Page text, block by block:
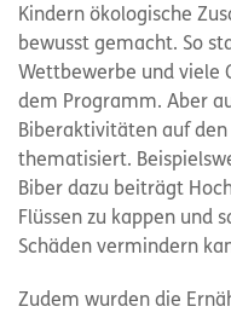
Kindern ökologische
bewusst gemacht. So
Wettbewerbe und viele
dem Programm. Aber
Biberaktivitäten auf
thematisiert.
Biber dazu beiträgt
Flüssen zu kappen und
Schäden vermindern
Zudem wurden die